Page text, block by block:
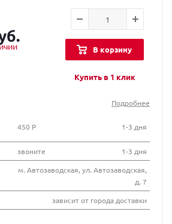
В корзину
Купить в 1 клик
Подробнее
450 Р 1-3 дня
звоните 1-3 дня
м. Автозаводская, ул. Автозаводская,
д. 7
зависит от города доставки